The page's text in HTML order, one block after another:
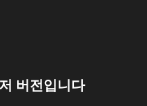
버전입니다